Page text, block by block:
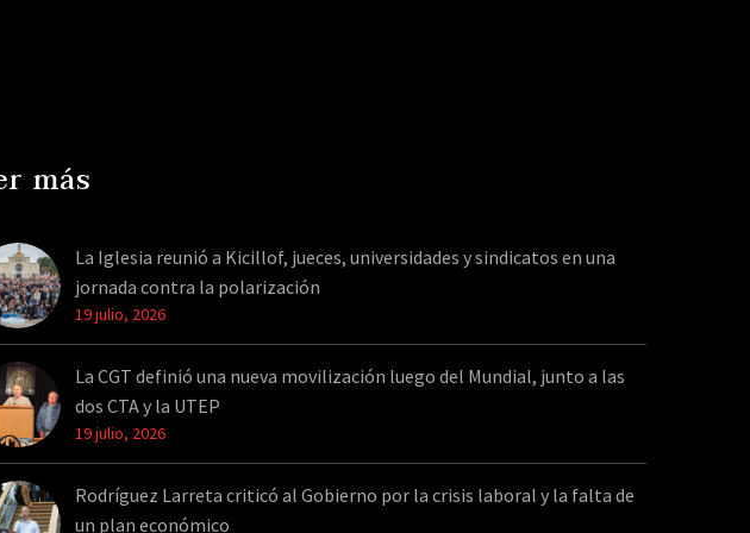
más
La Iglesia reunió a Kicillof, jueces, universidades y sindicatos en una
jornada contra la polarización
19 julio, 2026
La CGT definió una nueva movilización luego del Mundial, junto a las
dos CTA y la UTEP
19 julio, 2026
Rodríguez Larreta criticó al Gobierno por la crisis laboral y la falta de
un plan económico